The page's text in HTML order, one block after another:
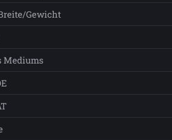
Gewicht
Mediums